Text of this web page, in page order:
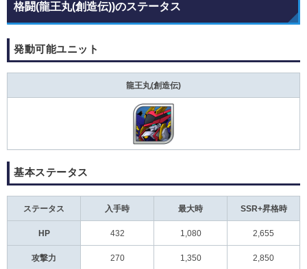
格闘(龍王丸(創造伝))のステータス
発動可能ユニット
龍王丸(創造伝)
基本ステータス
ステータス 入手時 最大時 SSR+昇格時
HP 432 1,080 2,655
攻撃力 270 1,350 2,850